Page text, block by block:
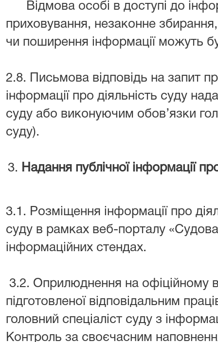
Відмова особі в доступі до
приховування, незаконне
чи поширення інформації можуть
2.8. Письмова відповідь на запит
інформації про діяльність суду
суду або виконуючим обов’язки
суду).
Надання публічної інформації
3.1. Розміщення інформації про
суду в рамках веб-порталу
інформаційних стендах.
3.2. Оприлюднення на офіційному
підготовленої відповідальним
головний спеціаліст суду з
Контроль за своєчасним